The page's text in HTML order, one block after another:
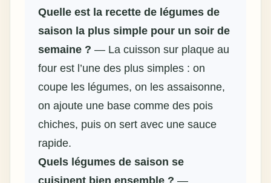
Quelle est la recette de légumes de
saison la plus simple pour un soir de
semaine ? — La cuisson sur plaque au
four est l’une des plus simples : on
coupe les légumes, on les assaisonne,
on ajoute une base comme des pois
chiches, puis on sert avec une sauce
rapide.
Quels légumes de saison se
cuisinent bien ensemble ? —